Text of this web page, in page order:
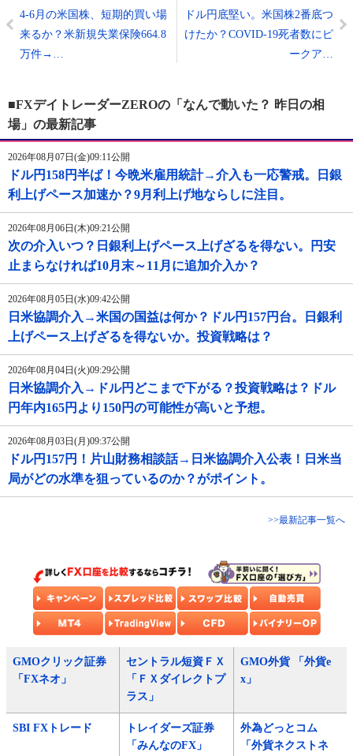
4-6月の米国株、短期的買い場
来るか？米新規失業保険664.8
万件→…
ドル円底堅い。米国株2番底つ
けたか？COVID-19死者数にピ
ークア…
■FXデイトレーダーZEROの「なんで動いた？ 昨日の相
場」の最新記事
2026年08月07日(金)09:11公開
ドル円158円半ば！今晩米雇用統計→介入も一応警戒。日銀
利上げペース加速か？9月利上げ地ならしに注目。
2026年08月06日(木)09:21公開
次の介入いつ？日銀利上げペース上げざるを得ない。円安
止まらなければ10月末～11月に追加介入か？
2026年08月05日(水)09:42公開
日米協調介入→米国の国益は何か？ドル円157円台。日銀利
上げペース上げざるを得ないか。投資戦略は？
2026年08月04日(火)09:29公開
日米協調介入→ドル円どこまで下がる？投資戦略は？ドル
円年内165円より150円の可能性が高いと予想。
2026年08月03日(月)09:37公開
ドル円157円！片山財務相談話→日米協調介入公表！日米当
局がどの水準を狙っているのか？がポイント。
>>最新記事一覧へ
GMOクリック証券
「FXネオ」
セントラル短資ＦＸ
「ＦＸダイレクトプ
ラス」
GMO外貨 「外貨e
x」
SBI FXトレード
トレイダーズ証券
「みんなのFX」
外為どっとコム
「外貨ネクストネ